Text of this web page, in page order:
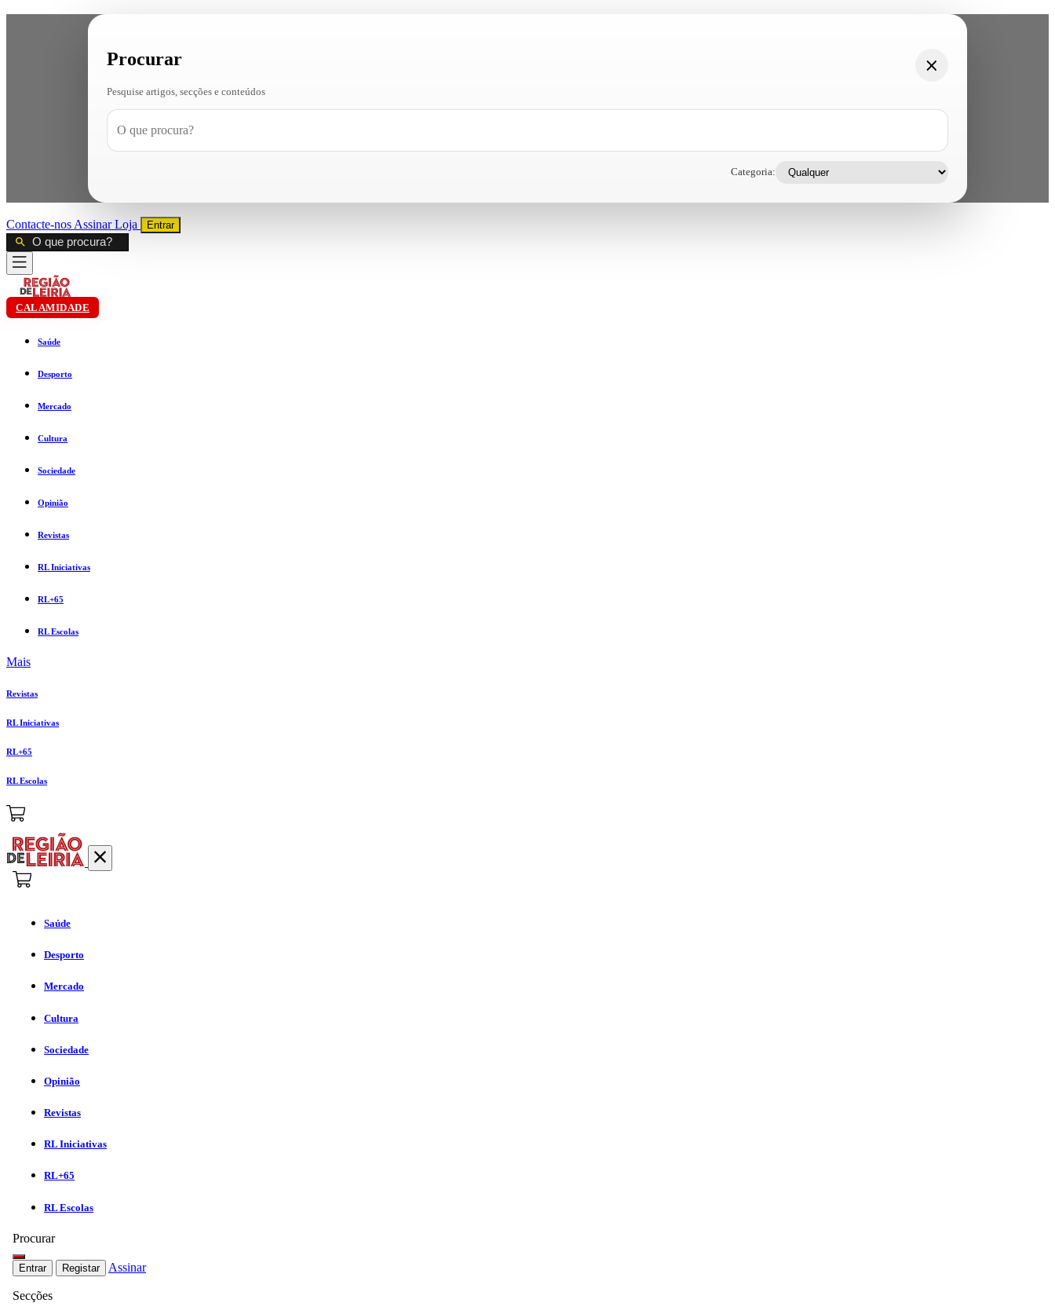
Procurar
Pesquise artigos, secções e conteúdos
Categoria:
Contacte-nos AssinarLoja Entrar
CALAMIDADE
Saúde
Desporto
Mercado
Cultura
Sociedade
Opinião
Revistas
RL Iniciativas
RL+65
RL Escolas
Mais
Revistas
RL Iniciativas
RL+65
RL Escolas
Saúde
Desporto
Mercado
Cultura
Sociedade
Opinião
Revistas
RL Iniciativas
RL+65
RL Escolas
Procurar
Entrar Registar Assinar
Secções